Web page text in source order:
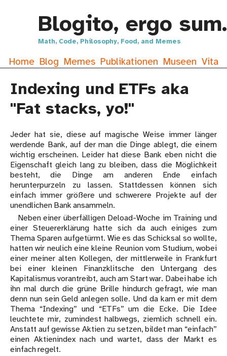
Blogito, ergo sum.
Math, Code, Philosophy, Food, and Memes
Home Blog Memes Publikationen Museen Vita
Indexing und ETFs aka
"Fat stacks, yo!"
Jeder hat sie, diese auf magische Weise immer länger
werdende Bank, auf der man die Dinge ablegt, die einem
wichtig erscheinen. Leider hat diese Bank eben nicht die
Eigenschaft gleich lang zu bleiben, dass die Möglichkeit
besteht, die Dinge am anderen Ende einfach
herunterpurzeln zu lassen. Stattdessen können sich
einfach immer größere und schwerere Projekte auf der
unendlichen Bank ansammeln.
Neben einer überfälligen Deload-Woche im Training und
einer Steuererklärung hatte sich da auch einiges zum
Thema Sparen aufgetürmt. Wie es das Schicksal so wollte,
hatten wir neulich eine kleine Reunion vom Studium, wobei
einer meiner alten Kollegen, der mittlerweile in Frankfurt
bei einer kleinen Finanzklitsche den Untergang des
Kapitalismus vorantreibt, auch am Start war. Dabei habe ich
ihn mal durch die grüne Brille hindurch gefragt, wie man
denn nun sein Geld anlegen solle. Und da kam er mit dem
Thema “Indexing” und “ETFs” um die Ecke. Die Idee
leuchtete mir, zumindest halbwegs, ziemlich schnell ein.
Anstatt auf gewisse Aktien zu setzen, bildet man “einfach”
einen Aktienindex nach und wartet, dass der Markt es
einfach regelt.